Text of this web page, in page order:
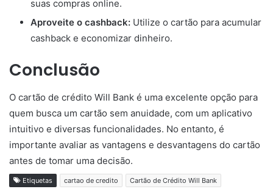
suas compras online.
Aproveite o cashback: Utilize o cartão para acumular
cashback e economizar dinheiro.
Conclusão
O cartão de crédito Will Bank é uma excelente opção para
quem busca um cartão sem anuidade, com um aplicativo
intuitivo e diversas funcionalidades. No entanto, é
importante avaliar as vantagens e desvantagens do cartão
antes de tomar uma decisão.
Etiquetas cartao de credito
Cartão de Crédito Will Bank